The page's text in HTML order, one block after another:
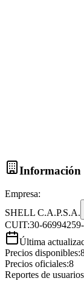
Información
Empresa:
SHELL C.A.P.S.A.
CUIT:30-
Última
Precios disponibles:
Precios oficiales:8
Reportes de